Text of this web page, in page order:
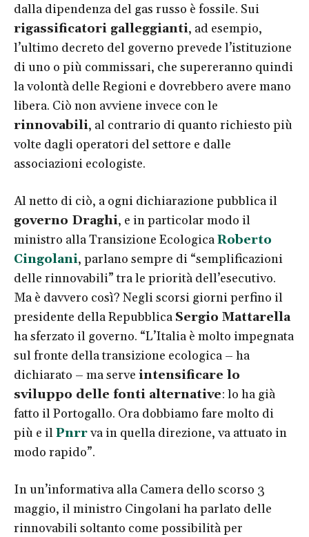
dalla dipendenza del gas russo è fossile. Sui
rigassificatori galleggianti, ad esempio,
l’ultimo decreto del governo prevede l’istituzione
di uno o più commissari, che supereranno quindi
la volontà delle Regioni e dovrebbero avere mano
libera. Ciò non avviene invece con le
rinnovabili, al contrario di quanto richiesto più
volte dagli operatori del settore e dalle
associazioni ecologiste.
Al netto di ciò, a ogni dichiarazione pubblica il
governo Draghi, e in particolar modo il
ministro alla Transizione EcologicaRoberto
Cingolani, parlano sempre di “semplificazioni
delle rinnovabili” tra le priorità dell’esecutivo.
Ma è davvero così? Negli scorsi giorni perfino il
presidente della Repubblica Sergio Mattarella
ha sferzato il governo. “L’Italia è molto impegnata
sul fronte della transizione ecologica – ha
dichiarato – ma serve intensificare lo
sviluppo delle fonti alternative: lo ha già
fatto il Portogallo. Ora dobbiamo fare molto di
più e ilPnrrva in quella direzione, va attuato in
modo rapido”.
In un’informativa alla Camera dello scorso 3
maggio, il ministro Cingolani ha parlato delle
rinnovabili soltanto come possibilità per